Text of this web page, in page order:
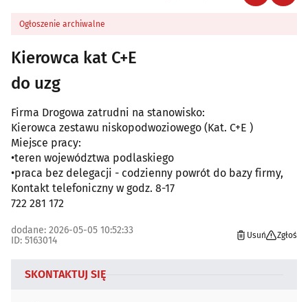
Ogłoszenie archiwalne
Kierowca kat C+E
do uzg
Firma Drogowa zatrudni na stanowisko:
Kierowca zestawu niskopodwoziowego (Kat. C+E )
Miejsce pracy:
•teren województwa podlaskiego
•praca bez delegacji - codzienny powrót do bazy firmy,
Kontakt telefoniczny w godz. 8-17
722 281 172
dodane: 2026-05-05 10:52:33
ID: 5163014
Usuń Zgłoś
SKONTAKTUJ SIĘ